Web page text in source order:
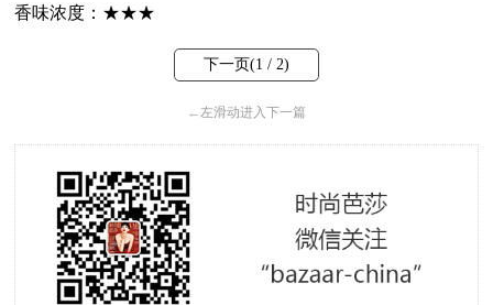
香味浓度： ★★★
下一页(1 / 2)
←左滑动进入下一篇